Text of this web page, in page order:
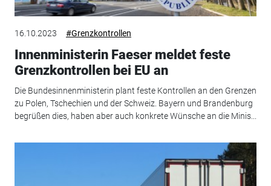
16.10.2023 #Grenzkontrollen
Innenministerin Faeser meldet feste
Grenzkontrollen bei EU an
Die Bundesinnenministerin plant feste Kontrollen an den Grenzen
zu Polen, Tschechien und der Schweiz. Bayern und Brandenburg
begrüßen dies, haben aber auch konkrete Wünsche an die Minis...